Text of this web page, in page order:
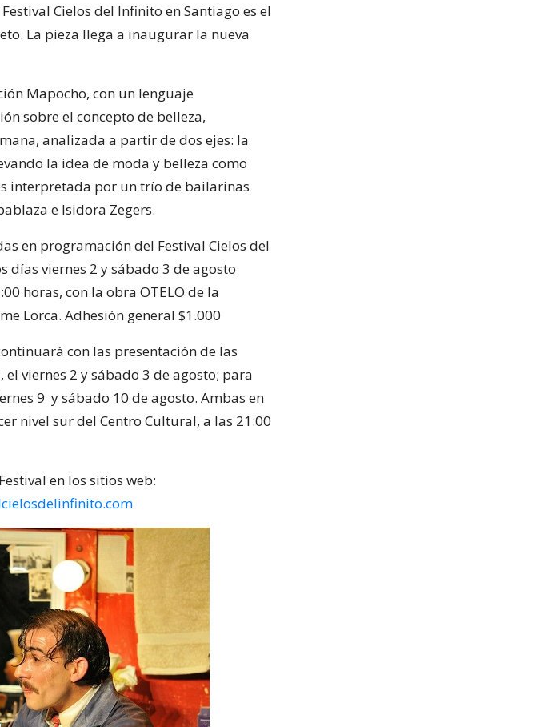
Cielos del Infinito en Santiago es el
La pieza llega a inaugurar la nueva
Mapocho, con un lenguaje
sobre el concepto de belleza,
analizada a partir de dos ejes: la
la idea de moda y belleza como
interpretada por un trío de bailarinas
e Isidora Zegers.
en programación del Festival Cielos del
días viernes 2 y sábado 3 de agosto
horas, con la obra OTELO de la
Lorca. Adhesión general $1.000
con las presentación de las
el viernes 2 y sábado 3 de agosto; para
9 y sábado 10 de agosto. Ambas en
nivel sur del Centro Cultural, a las 21:00
en los sitios web: